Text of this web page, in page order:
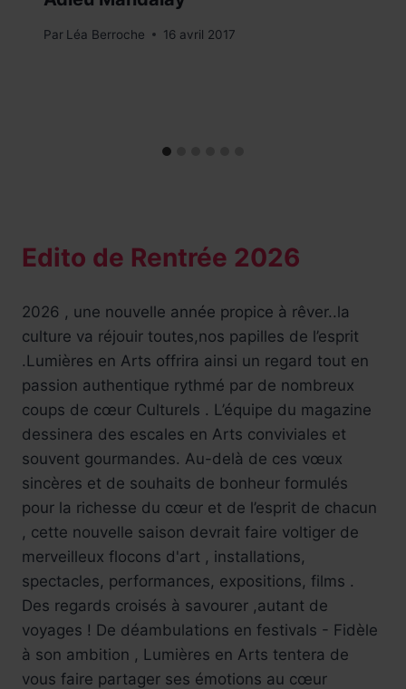
Par Léa Berroche 16 avril 2017
Edito de Rentrée 2026
2026 , une nouvelle année propice à rêver..la
culture va réjouir toutes,nos papilles de l’esprit
.Lumières en Arts offrira ainsi un regard tout en
passion authentique rythmé par de nombreux
coups de cœur Culturels . L’équipe du magazine
dessinera des escales en Arts conviviales et
souvent gourmandes. Au-delà de ces vœux
sincères et de souhaits de bonheur formulés
pour la richesse du cœur et de l’esprit de chacun
, cette nouvelle saison devrait faire voltiger de
merveilleux flocons d'art , installations,
spectacles, performances, expositions, films .
Des regards croisés à savourer ,autant de
voyages ! De déambulations en festivals - Fidèle
à son ambition , Lumières en Arts tentera de
vous faire partager ses émotions au cœur